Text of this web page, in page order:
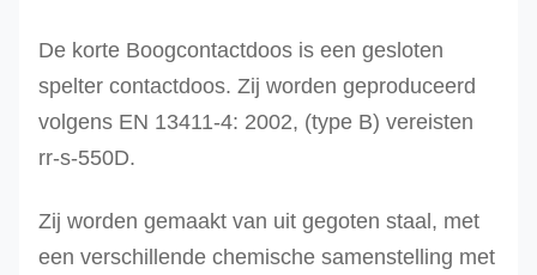
De korte Boogcontactdoos is een gesloten
spelter contactdoos. Zij worden geproduceerd
volgens EN 13411-4: 2002, (type B) vereisten
rr-s-550D.
Zij worden gemaakt van uit gegoten staal, met
een verschillende chemische samenstelling met